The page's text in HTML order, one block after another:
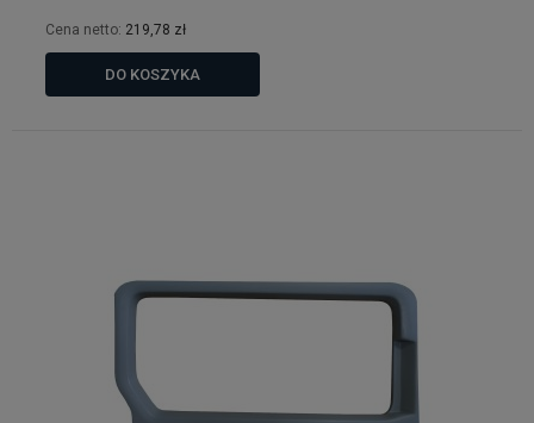
Cena netto: 219,78 zł
DO KOSZYKA